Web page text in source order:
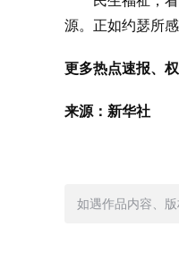
源。正如约瑟所
更多热点速报、
来源：新华社
如遇作品内容、